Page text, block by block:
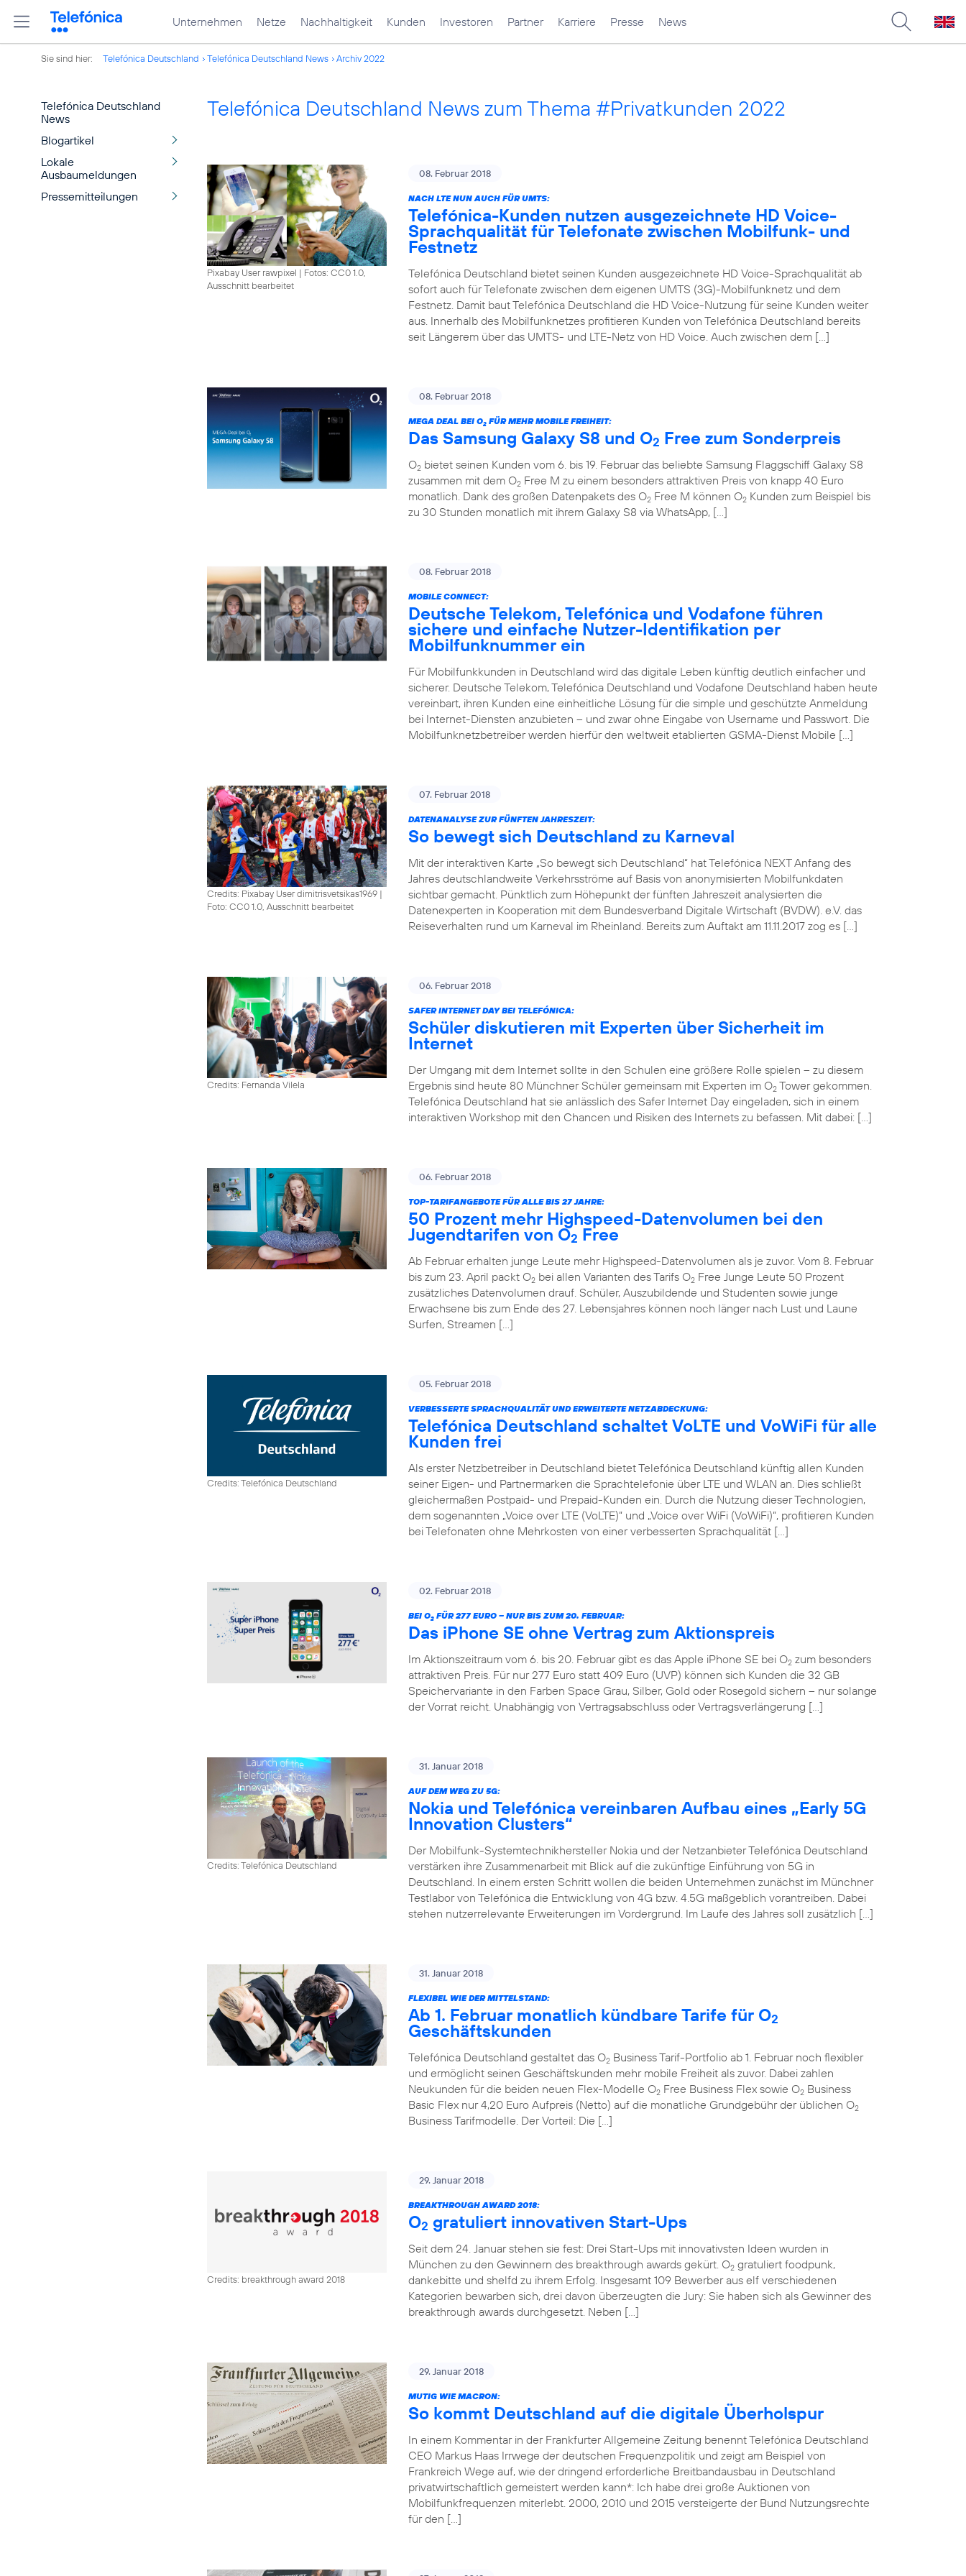
Unternehmen Netze Nachhaltigkeit Kunden Investoren Partner Karriere Presse News
Sie sind hier: Telefónica Deutschland Telefónica Deutschland News Archiv 2022
Telefónica Deutschland
News
Blogartikel
Lokale
Ausbaumeldungen
Pressemitteilungen
Telefónica Deutschland News zum Thema #Privatkunden 2022
Pixabay User rawpixel | Fotos: CC0 1.0,
Ausschnitt bearbeitet
08. Februar 2018
NACH LTE NUN AUCH FÜR UMTS:
Telefónica-Kunden nutzen ausgezeichnete HD Voice-
Sprachqualität für Telefonate zwischen Mobilfunk- und
Festnetz
Telefónica Deutschland bietet seinen Kunden ausgezeichnete HD Voice-Sprachqualität ab
sofort auch für Telefonate zwischen dem eigenen UMTS (3G)-Mobilfunknetz und dem
Festnetz. Damit baut Telefónica Deutschland die HD Voice-Nutzung für seine Kunden weiter
aus. Innerhalb des Mobilfunknetzes profitieren Kunden von Telefónica Deutschland bereits
seit Längerem über das UMTS- und LTE-Netz von HD Voice. Auch zwischen dem […]
08. Februar 2018
MEGA DEAL BEI O2 FÜR MEHR MOBILE FREIHEIT:
Das Samsung Galaxy S8 und O2 Free zum Sonderpreis
O2 bietet seinen Kunden vom 6. bis 19. Februar das beliebte Samsung Flaggschiff Galaxy S8
zusammen mit dem O2 Free M zu einem besonders attraktiven Preis von knapp 40 Euro
monatlich. Dank des großen Datenpakets des O2 Free M können O2 Kunden zum Beispiel bis
zu 30 Stunden monatlich mit ihrem Galaxy S8 via WhatsApp, […]
08. Februar 2018
MOBILE CONNECT:
Deutsche Telekom, Telefónica und Vodafone führen
sichere und einfache Nutzer-Identifikation per
Mobilfunknummer ein
Für Mobilfunkkunden in Deutschland wird das digitale Leben künftig deutlich einfacher und
sicherer. Deutsche Telekom, Telefónica Deutschland und Vodafone Deutschland haben heute
vereinbart, ihren Kunden eine einheitliche Lösung für die simple und geschützte Anmeldung
bei Internet-Diensten anzubieten – und zwar ohne Eingabe von Username und Passwort. Die
Mobilfunknetzbetreiber werden hierfür den weltweit etablierten GSMA-Dienst Mobile […]
Credits: Pixabay User dimitrisvetsikas1969 |
Foto: CC0 1.0, Ausschnitt bearbeitet
07. Februar 2018
DATENANALYSE ZUR FÜNFTEN JAHRESZEIT:
So bewegt sich Deutschland zu Karneval
Mit der interaktiven Karte „So bewegt sich Deutschland“ hat Telefónica NEXT Anfang des
Jahres deutschlandweite Verkehrsströme auf Basis von anonymisierten Mobilfunkdaten
sichtbar gemacht. Pünktlich zum Höhepunkt der fünften Jahreszeit analysierten die
Datenexperten in Kooperation mit dem Bundesverband Digitale Wirtschaft (BVDW). e.V. das
Reiseverhalten rund um Karneval im Rheinland. Bereits zum Auftakt am 11.11.2017 zog es […]
Credits: Fernanda Vilela
06. Februar 2018
SAFER INTERNET DAY BEI TELEFÓNICA:
Schüler diskutieren mit Experten über Sicherheit im
Internet
Der Umgang mit dem Internet sollte in den Schulen eine größere Rolle spielen – zu diesem
Ergebnis sind heute 80 Münchner Schüler gemeinsam mit Experten im O2 Tower gekommen.
Telefónica Deutschland hat sie anlässlich des Safer Internet Day eingeladen, sich in einem
interaktiven Workshop mit den Chancen und Risiken des Internets zu befassen. Mit dabei: […]
06. Februar 2018
TOP-TARIFANGEBOTE FÜR ALLE BIS 27 JAHRE:
50 Prozent mehr Highspeed-Datenvolumen bei den
Jugendtarifen von O2 Free
Ab Februar erhalten junge Leute mehr Highspeed-Datenvolumen als je zuvor. Vom 8. Februar
bis zum 23. April packt O2 bei allen Varianten des Tarifs O2 Free Junge Leute 50 Prozent
zusätzliches Datenvolumen drauf. Schüler, Auszubildende und Studenten sowie junge
Erwachsene bis zum Ende des 27. Lebensjahres können noch länger nach Lust und Laune
Surfen, Streamen […]
Credits: Telefónica Deutschland
05. Februar 2018
VERBESSERTE SPRACHQUALITÄT UND ERWEITERTE NETZABDECKUNG:
Telefónica Deutschland schaltet VoLTE und VoWiFi für alle
Kunden frei
Als erster Netzbetreiber in Deutschland bietet Telefónica Deutschland künftig allen Kunden
seiner Eigen- und Partnermarken die Sprachtelefonie über LTE und WLAN an. Dies schließt
gleichermaßen Postpaid- und Prepaid-Kunden ein. Durch die Nutzung dieser Technologien,
dem sogenannten „Voice over LTE (VoLTE)“ und „Voice over WiFi (VoWiFi)“, profitieren Kunden
bei Telefonaten ohne Mehrkosten von einer verbesserten Sprachqualität […]
02. Februar 2018
BEI O2 FÜR 277 EURO – NUR BIS ZUM 20. FEBRUAR:
Das iPhone SE ohne Vertrag zum Aktionspreis
Im Aktionszeitraum vom 6. bis 20. Februar gibt es das Apple iPhone SE bei O2 zum besonders
attraktiven Preis. Für nur 277 Euro statt 409 Euro (UVP) können sich Kunden die 32 GB
Speichervariante in den Farben Space Grau, Silber, Gold oder Rosegold sichern – nur solange
der Vorrat reicht. Unabhängig von Vertragsabschluss oder Vertragsverlängerung […]
Credits: Telefónica Deutschland
31. Januar 2018
AUF DEM WEG ZU 5G:
Nokia und Telefónica vereinbaren Aufbau eines „Early 5G
Innovation Clusters“
Der Mobilfunk-Systemtechnikhersteller Nokia und der Netzanbieter Telefónica Deutschland
verstärken ihre Zusammenarbeit mit Blick auf die zukünftige Einführung von 5G in
Deutschland. In einem ersten Schritt wollen die beiden Unternehmen zunächst im Münchner
Testlabor von Telefónica die Entwicklung von 4G bzw. 4.5G maßgeblich vorantreiben. Dabei
stehen nutzerrelevante Erweiterungen im Vordergrund. Im Laufe des Jahres soll zusätzlich […]
31. Januar 2018
FLEXIBEL WIE DER MITTELSTAND:
Ab 1. Februar monatlich kündbare Tarife für O2
Geschäftskunden
Telefónica Deutschland gestaltet das O2 Business Tarif-Portfolio ab 1. Februar noch flexibler
und ermöglicht seinen Geschäftskunden mehr mobile Freiheit als zuvor. Dabei zahlen
Neukunden für die beiden neuen Flex-Modelle O2 Free Business Flex sowie O2 Business
Basic Flex nur 4,20 Euro Aufpreis (Netto) auf die monatliche Grundgebühr der üblichen O2
Business Tarifmodelle. Der Vorteil: Die […]
Credits: breakthrough award 2018
29. Januar 2018
BREAKTHROUGH AWARD 2018:
O2 gratuliert innovativen Start-Ups
Seit dem 24. Januar stehen sie fest: Drei Start-Ups mit innovativsten Ideen wurden in
München zu den Gewinnern des breakthrough awards gekürt. O2 gratuliert foodpunk,
dankebitte und shelfd zu ihrem Erfolg. Insgesamt 109 Bewerber aus elf verschiedenen
Kategorien bewarben sich, drei davon überzeugten die Jury: Sie haben sich als Gewinner des
breakthrough awards durchgesetzt. Neben […]
29. Januar 2018
MUTIG WIE MACRON:
So kommt Deutschland auf die digitale Überholspur
In einem Kommentar in der Frankfurter Allgemeine Zeitung benennt Telefónica Deutschland
CEO Markus Haas Irrwege der deutschen Frequenzpolitik und zeigt am Beispiel von
Frankreich Wege auf, wie der dringend erforderliche Breitbandausbau in Deutschland
privatwirtschaftlich gemeistert werden kann*: Ich habe drei große Auktionen von
Mobilfunkfrequenzen miterlebt. 2000, 2010 und 2015 versteigerte der Bund Nutzungsrechte
für den […]